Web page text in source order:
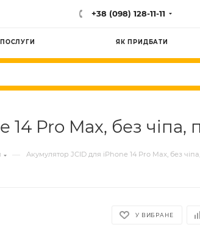
+38 (098) 128-11-11
ПОСЛУГИ ЯК ПРИДБАТИ
Pro Max, без чіпа,
— Акумулятор JCID для iPhone 14 Pro Max, без
У ВИБРАНЕ